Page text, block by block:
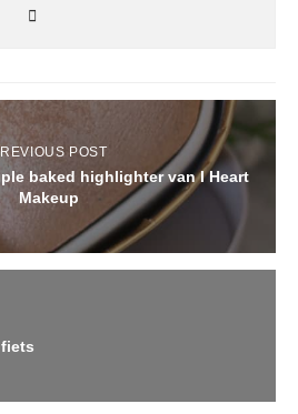
POST
baked highlighter van I Heart
Makeup